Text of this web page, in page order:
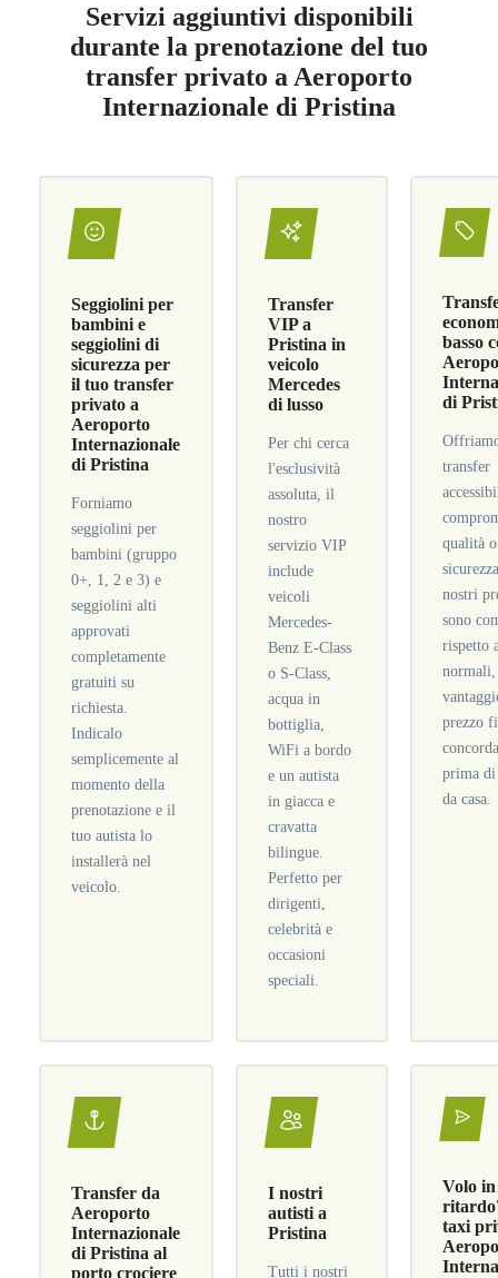
Servizi aggiuntivi disponibili
durante la prenotazione del tuo
transfer privato a Aeroporto
Internazionale di Pristina
Seggiolini per
bambini e
seggiolini di
sicurezza per
il tuo transfer
privato a
Aeroporto
Internazionale
di Pristina
Forniamo
seggiolini per
bambini (gruppo
0+, 1, 2 e 3) e
seggiolini alti
approvati
completamente
gratuiti su
richiesta.
Indicalo
semplicemente al
momento della
prenotazione e il
tuo autista lo
installerà nel
veicolo.
Transfer
VIP a
Pristina in
veicolo
Mercedes
di lusso
Per chi cerca
l'esclusività
assoluta, il
nostro
servizio VIP
include
veicoli
Mercedes-
Benz E-Class
o S-Class,
acqua in
bottiglia,
WiFi a bordo
e un autista
in giacca e
cravatta
bilingue.
Perfetto per
dirigenti,
celebrità e
occasioni
speciali.
basso
di
transfer
qualità o
nostri
sono
rispetto
prezzo
prima
da casa.
Transfer da
Aeroporto
Internazionale
di Pristina al
porto crociere
I nostri
autisti a
Pristina
Tutti i nostri
Volo in
taxi